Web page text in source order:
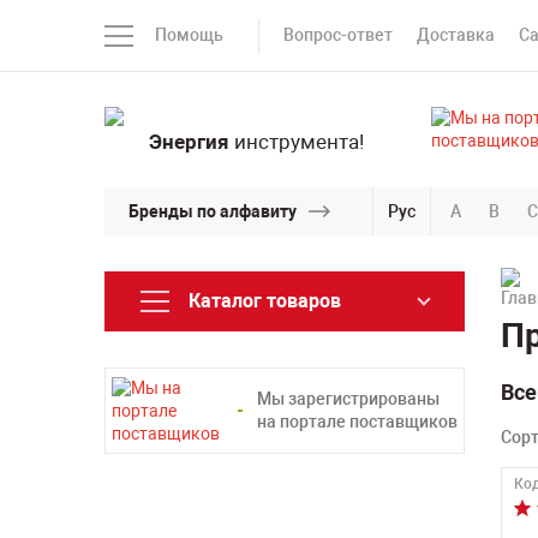
Помощь Вопрос-ответ Доставка
Энергия инструмента!
Бренды по алфавиту Рус A B C
Каталог товаров
Мы зарегистрированы
на портале поставщиков